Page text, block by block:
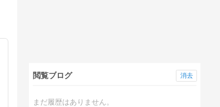
閲覧ブログ
まだ履歴はありません。
消去